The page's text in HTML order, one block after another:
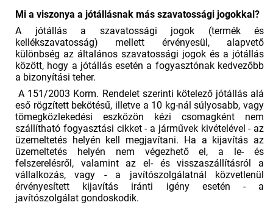
Mi a viszonya a jótállásnak más szavatossági jogokkal?
A jótállás a szavatossági jogok (termék és
kellékszavatosság) mellett érvényesül, alapvető
különbség az általános szavatossági jogok és a jótállás
között, hogy a jótállás esetén a fogyasztónak kedvezőbb
a bizonyítási teher.
A 151/2003 Korm. Rendelet szerinti kötelező jótállás alá
eső rögzített bekötésű, illetve a 10 kg-nál súlyosabb, vagy
tömegközlekedési eszközön kézi csomagként nem
szállítható fogyasztási cikket - a járművek kivételével - az
üzemeltetés helyén kell megjavítani. Ha a kijavítás az
üzemeltetés helyén nem végezhető el, a le- és
felszerelésről, valamint az el- és visszaszállításról a
vállalkozás, vagy - a javítószolgálatnál közvetlenül
érvényesített kijavítás iránti igény esetén - a
javítószolgálat gondoskodik.